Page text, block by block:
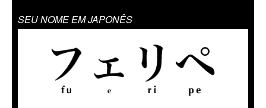
SEU NOME EM JAPONÊS